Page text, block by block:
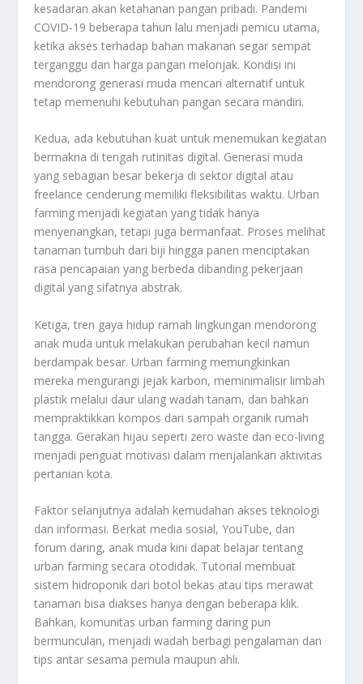
kesadaran akan ketahanan pangan pribadi. Pandemi
COVID-19 beberapa tahun lalu menjadi pemicu utama,
ketika akses terhadap bahan makanan segar sempat
terganggu dan harga pangan melonjak. Kondisi ini
mendorong generasi muda mencari alternatif untuk
tetap memenuhi kebutuhan pangan secara mandiri.
Kedua, ada kebutuhan kuat untuk menemukan kegiatan
bermakna di tengah rutinitas digital. Generasi muda
yang sebagian besar bekerja di sektor digital atau
freelance cenderung memiliki fleksibilitas waktu. Urban
farming menjadi kegiatan yang tidak hanya
menyenangkan, tetapi juga bermanfaat. Proses melihat
tanaman tumbuh dari biji hingga panen menciptakan
rasa pencapaian yang berbeda dibanding pekerjaan
digital yang sifatnya abstrak.
Ketiga, tren gaya hidup ramah lingkungan mendorong
anak muda untuk melakukan perubahan kecil namun
berdampak besar. Urban farming memungkinkan
mereka mengurangi jejak karbon, meminimalisir limbah
plastik melalui daur ulang wadah tanam, dan bahkan
mempraktikkan kompos dari sampah organik rumah
tangga. Gerakan hijau seperti zero waste dan eco-living
menjadi penguat motivasi dalam menjalankan aktivitas
pertanian kota.
Faktor selanjutnya adalah kemudahan akses teknologi
dan informasi. Berkat media sosial, YouTube, dan
forum daring, anak muda kini dapat belajar tentang
urban farming secara otodidak. Tutorial membuat
sistem hidroponik dari botol bekas atau tips merawat
tanaman bisa diakses hanya dengan beberapa klik.
Bahkan, komunitas urban farming daring pun
bermunculan, menjadi wadah berbagi pengalaman dan
tips antar sesama pemula maupun ahli.